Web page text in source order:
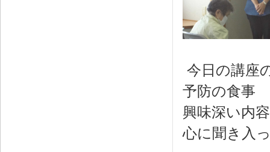
今日の講座
予防の食事
興味深い内
心に聞き入